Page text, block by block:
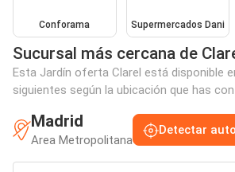
Conforama Supermercados Dani
Sucursal más cercana de
Esta Jardín oferta Clarel está disponible
siguientes según la ubicación que has
Madrid
Area Metropolitana
Detectar